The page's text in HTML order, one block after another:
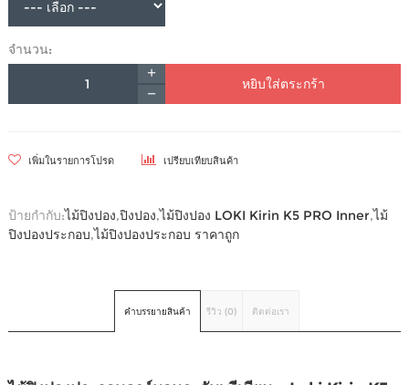
จำนวน:
หยิบใส่ตระกร้า
เพิ่มในรายการโปรด เปรียบเทียบสินค้า
ป้ายกำกับ:ไม้ปิงปอง,ปิงปอง,ไม้ปิงปอง LOKI Kirin K5 PRO Inner,ไม้
ปิงปองประกอบ,ไม้ปิงปองประกอบ ราคาถูก
คำบรรยายสินค้า รีวิว (0) ติดต่อเรา